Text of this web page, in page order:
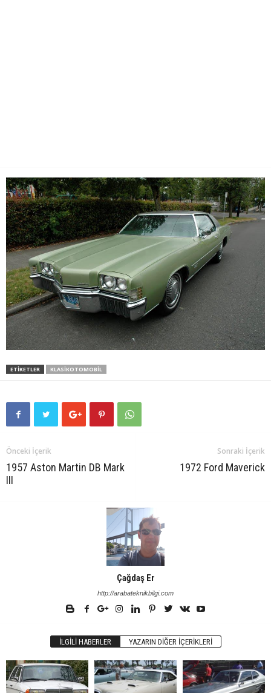
ETIKETLER KLASIKOTOMOBIL
Önceki İçerik
1957 Aston Martin DB Mark
III
Sonraki İçerik
1972 Ford Maverick
Çağdaş Er
http://arabateknikbilgi.com
İLGILI HABERLER YAZARIN DIĞER İÇERIKLERI